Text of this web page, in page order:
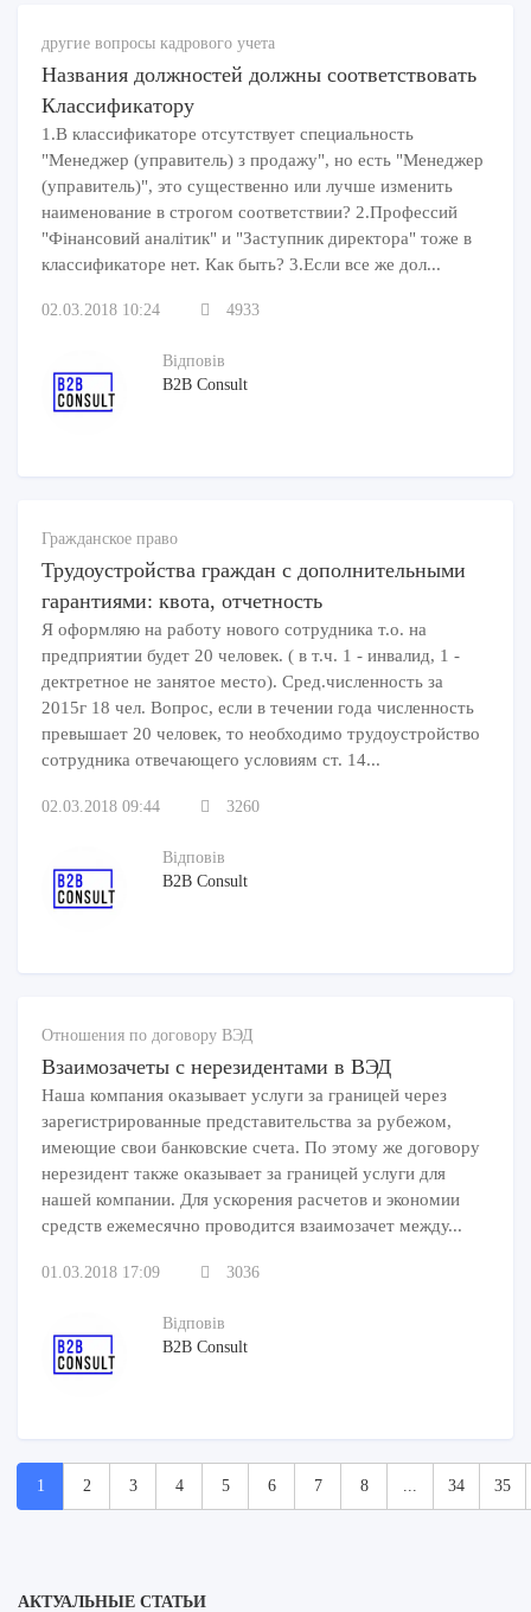
АКТУАЛЬНЫЕ СТАТЬИ
другие вопросы кадрового учета
Названия должностей должны соответствовать
Классификатору
1.В классификаторе отсутствует специальность
"Менеджер (управитель) з продажу", но есть "Менеджер
(управитель)", это существенно или лучше изменить
наименование в строгом соответствии? 2.Профессий
"Фінансовий аналітик" и "Заступник директора" тоже в
классификаторе нет. Как быть? 3.Если все же дол...
02.03.2018 10:24 4933
Відповів
B2B Consult
Гражданское право
Трудоустройства граждан с дополнительными
гарантиями: квота, отчетность
Я оформляю на работу нового сотрудника т.о. на
предприятии будет 20 человек. ( в т.ч. 1 - инвалид, 1 -
дектретное не занятое место). Сред.численность за
2015г 18 чел. Вопрос, если в течении года численность
превышает 20 человек, то необходимо трудоустройство
сотрудника отвечающего условиям ст. 14...
02.03.2018 09:44 3260
Відповів
B2B Consult
Отношения по договору ВЭД
Взаимозачеты с нерезидентами в ВЭД
Наша компания оказывает услуги за границей через
зарегистрированные представительства за рубежом,
имеющие свои банковские счета. По этому же договору
нерезидент также оказывает за границей услуги для
нашей компании. Для ускорения расчетов и экономии
средств ежемесячно проводится взаимозачет между...
01.03.2018 17:09 3036
Відповів
B2B Consult
1 2 3 4 5 6 7 8 34 35